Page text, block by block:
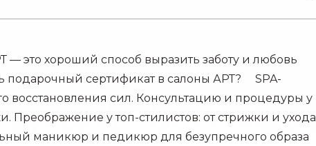
это хороший способ выразить заботу и любовь
подарочный сертификат в салоны АРТ? ⠀ SPA-
восстановления сил. Консультацию и процедуры у
Преображение у топ-стилистов: от стрижки и ухода
маникюр и педикюр для безупречного образа